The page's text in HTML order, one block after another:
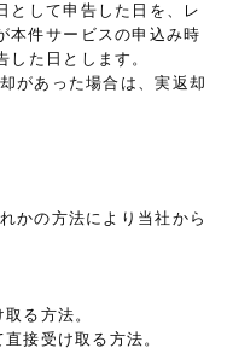
として申告した日を、レ
本件サービスの申込み時
た日とします。
があった場合は、実返却
かの方法により当社から
る方法。
接受け取る方法。